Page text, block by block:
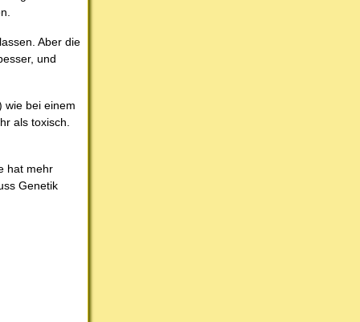
Aber die
und
wie bei einem
als toxisch.
hat mehr
Genetik